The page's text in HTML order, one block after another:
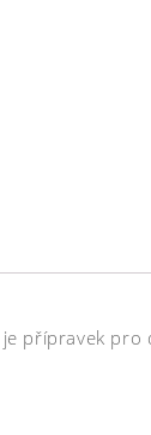
přípravek pro